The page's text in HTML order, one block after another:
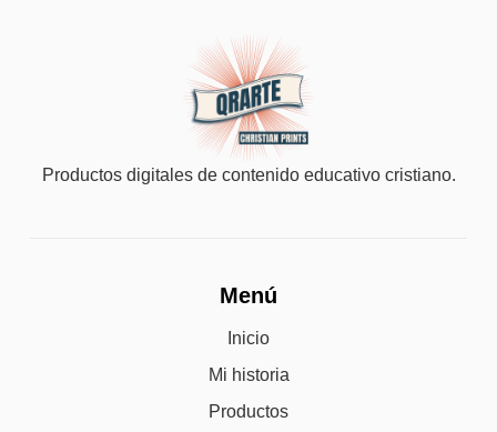
Productos digitales de contenido educativo cristiano.
Menú
Inicio
Mi historia
Productos